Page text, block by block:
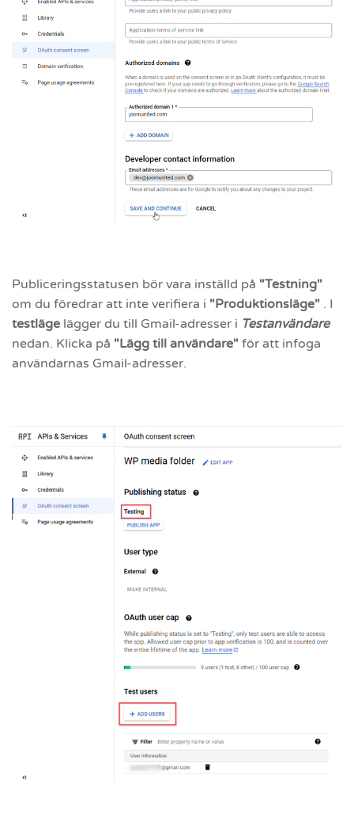
Publiceringsstatusen bör vara inställd på "Testning"
om du föredrar att inte verifiera i "Produktionsläge" . I
testläge lägger du till Gmail-adresser i Testanvändare
nedan. Klicka på "Lägg till användare" för att infoga
användarnas Gmail-adresser.